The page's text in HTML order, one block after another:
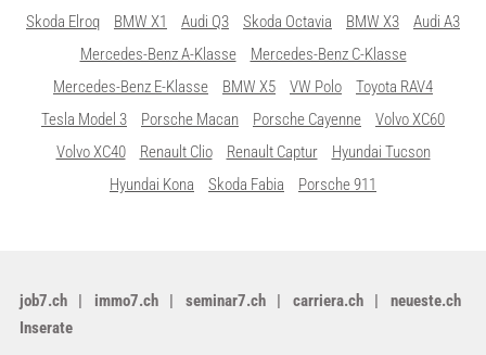
Skoda Elroq
BMW X1 Audi Q3 Skoda Octavia BMW X3
Audi A3
Mercedes-Benz A-Klasse
Mercedes-Benz C-Klasse
Mercedes-Benz E-Klasse
BMW X5 VW Polo
Toyota RAV4
Tesla Model 3
Porsche Macan Porsche Cayenne
Volvo XC60
Volvo XC40
Renault Clio Renault Captur
Hyundai Tucson
Hyundai Kona
Skoda Fabia Porsche 911
job7.ch immo7.ch seminar7.ch carriera.ch
neueste.ch
Inserate